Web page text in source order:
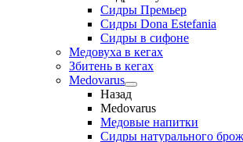
Сидры Премьер
Сидры Dona Estefania
Сидры в сифоне
Медовуха в кегах
Збитень в кегах
Medovarus
Назад
Medovarus
Медовые напитки
Сидры натурального